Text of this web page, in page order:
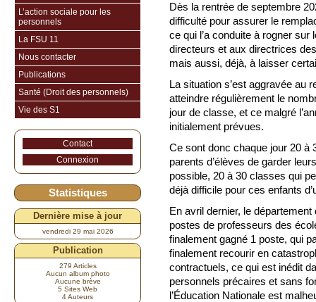
Dès la rentrée de septembre
difficulté pour assurer le
ce qui l’a conduite à rogner
directeurs et aux directrices
mais aussi, déjà, à laisser
La situation s’est aggravée au
atteindre régulièrement le
jour de classe, et ce malgré
initialement prévues.
Ce sont donc chaque jour 20 à
parents d’élèves de garder
possible, 20 à 30 classes qui
déjà difficile pour ces enfants
En avril dernier, le département
postes de professeurs des
finalement gagné 1 poste, qui
finalement recourir en
contractuels, ce qui est inédit
personnels précaires et sans
l’Éducation Nationale est
L’action sociale pour les
personnels
La FSU 11
Nous contacter
Publications
Santé (Droit des personnels)
Vie des S1
Contact
Connexion
Statistiques
Dernière mise à jour
vendredi 29 mai 2026
Publication
279 Articles
Aucun album photo
Aucune brève
5 Sites Web
4 Auteurs